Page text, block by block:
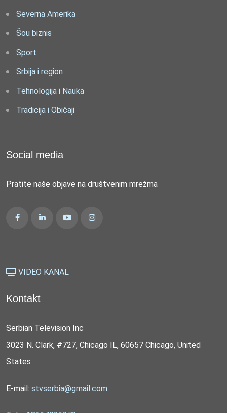
Severna Amerika
Šou biznis
Sport
Srbija i region
Tehnologija i Nauka
Tradicija i Običaji
Social media
Pratite naše objave na društvenim mrežma
VIDEO KANAL
Kontakt
Serbian Television Inc
3023 N. Clark, #727, Chicago IL, 60657 Chicago, United
States
E-mail: stvserbia@gmail.com